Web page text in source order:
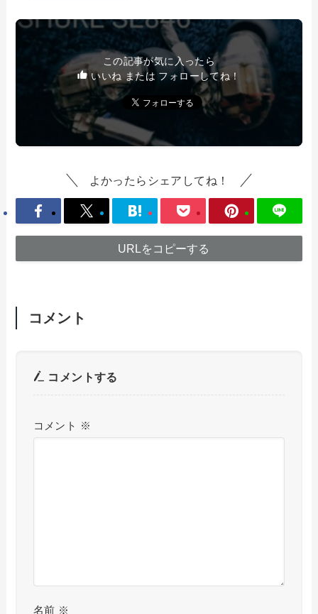
この記事が気に入ったら
いいね または フォローしてね！
よかったらシェアしてね！
URLをコピーする
コメント
コメントする
コメント ※
名前 ※